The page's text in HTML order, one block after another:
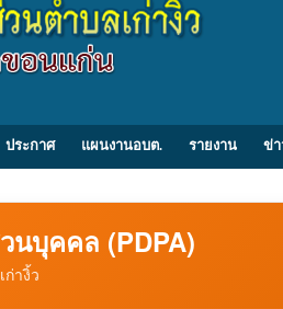
ประกาศ แผนงานอบต. รายงาน ข่า
นบุคคล (PDPA)
างิ้ว